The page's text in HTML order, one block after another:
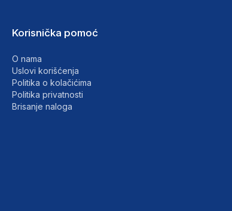
Korisnička pomoć
O nama
Uslovi korišćenja
Politika o kolačićima
Politika privatnosti
Brisanje naloga